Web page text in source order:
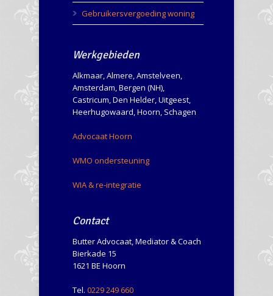
Gebruikersvergoeding woning
Werkgebieden
Alkmaar, Almere, Amstelveen,
Amsterdam, Bergen (NH),
Castricum, Den Helder, Uitgeest,
Heerhugowaard, Hoorn, Schagen
Advocaat Hoorn
WMO ondersteuning
WIA & re-integratie
Contact
Butter Advocaat, Mediator & Coach
Bierkade 15
1621 BE Hoorn
Tel. 0229 249 660